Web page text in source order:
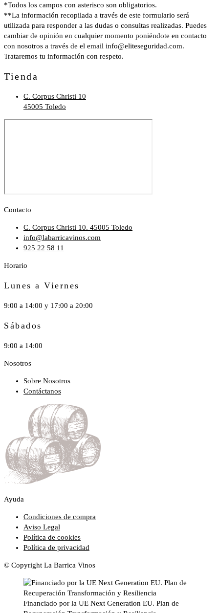
*Todos los campos con asterisco son obligatorios.
**La información recopilada a través de este formulario será
utilizada para responder a las dudas o consultas realizadas. Puedes
cambiar de opinión en cualquier momento poniéndote en contacto
con nosotros a través de el email info@eliteseguridad.com.
Trataremos tu información con respeto.
Tienda
C. Corpus Christi 10
45005 Toledo
Contacto
C. Corpus Christi 10. 45005 Toledo
info@labarricavinos.com
925 22 58 11
Horario
Lunes a Viernes
9:00 a 14:00 y 17:00 a 20:00
Sábados
9:00 a 14:00
Nosotros
Sobre Nosotros
Contáctanos
Ayuda
Condiciones de compra
Aviso Legal
Política de cookies
Política de privacidad
© Copyright La Barrica Vinos
Financiado por la UE Next Generation EU. Plan de